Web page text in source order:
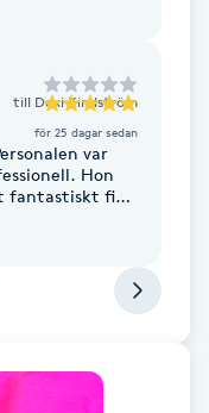
gå någon
till Dexi Kindström
för 25 dagar sedan
var
Hon
fantastiskt fint